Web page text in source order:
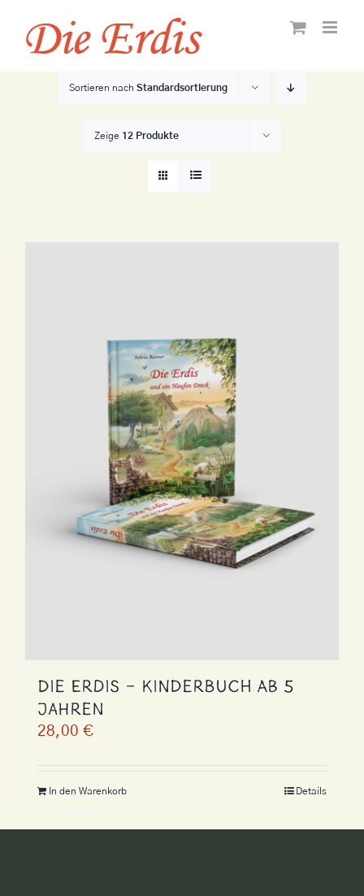
Inhalt
springen
Sortieren nach Standardsortierung
Zeige 12 Produkte
Die Erdis – Kinderbuch ab 5
Jahren
28,00 €
In den Warenkorb Details